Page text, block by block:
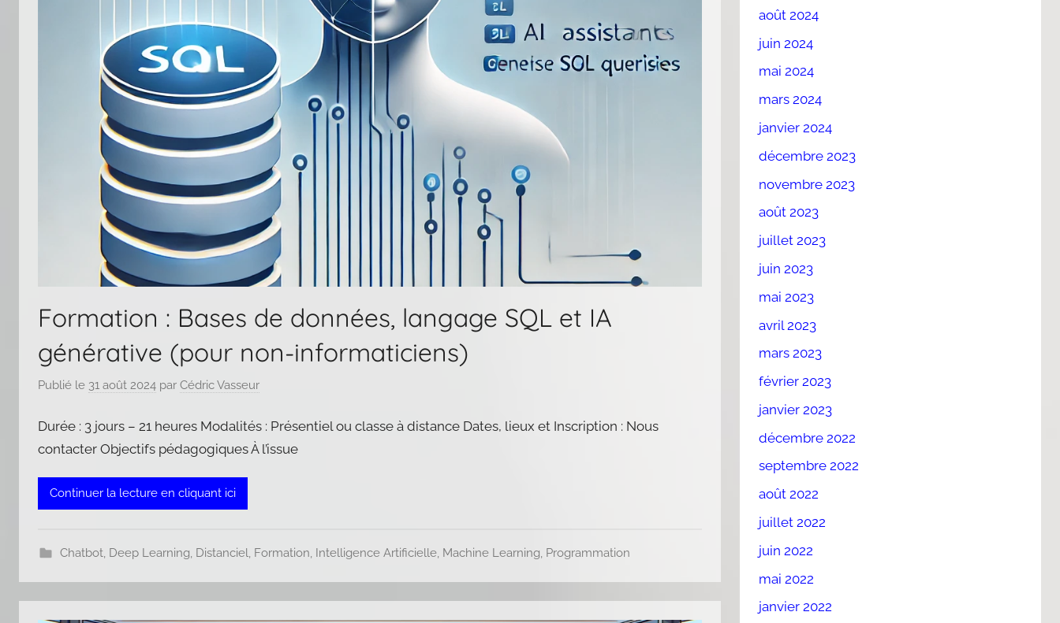
Formation : Bases de données, langage SQL et IA
générative (pour non-informaticiens)
Publié le 31 août 2024 par Cédric Vasseur
Durée : 3 jours – 21 heures Modalités : Présentiel ou classe à distance Dates, lieux et Inscription : Nous
contacter Objectifs pédagogiques À l’issue
Continuer la lecture en cliquant ici
Chatbot, Deep Learning, Distanciel, Formation, Intelligence Artificielle, Machine Learning, Programmation
août 2024
juin 2024
mai 2024
mars 2024
janvier 2024
décembre 2023
novembre 2023
août 2023
juillet 2023
juin 2023
mai 2023
avril 2023
mars 2023
février 2023
janvier 2023
décembre 2022
septembre 2022
août 2022
juillet 2022
juin 2022
mai 2022
janvier 2022